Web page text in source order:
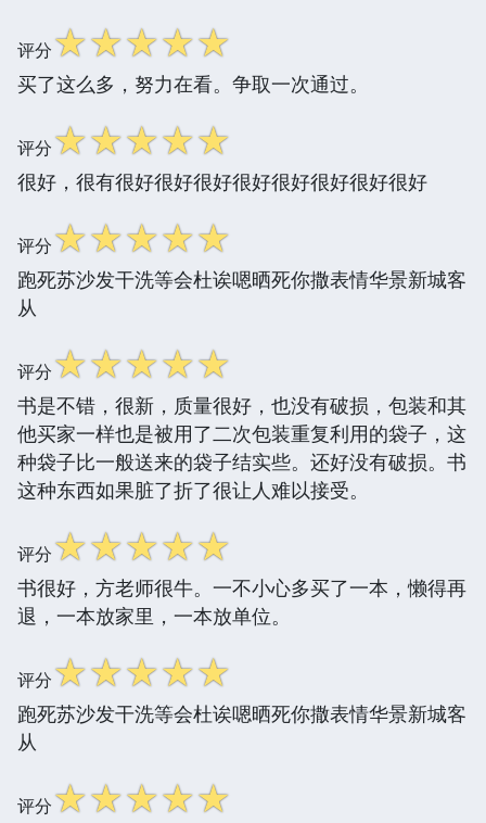
评分☆☆☆☆☆
买了这么多，努力在看。争取一次通过。
评分☆☆☆☆☆
很好，很有很好很好很好很好很好很好很好很好
评分☆☆☆☆☆
跑死苏沙发干洗等会杜诶嗯晒死你撒表情华景新城客
从
评分☆☆☆☆☆
书是不错，很新，质量很好，也没有破损，包装和其
他买家一样也是被用了二次包装重复利用的袋子，这
种袋子比一般送来的袋子结实些。还好没有破损。书
这种东西如果脏了折了很让人难以接受。
评分☆☆☆☆☆
书很好，方老师很牛。一不小心多买了一本，懒得再
退，一本放家里，一本放单位。
评分☆☆☆☆☆
跑死苏沙发干洗等会杜诶嗯晒死你撒表情华景新城客
从
评分☆☆☆☆☆